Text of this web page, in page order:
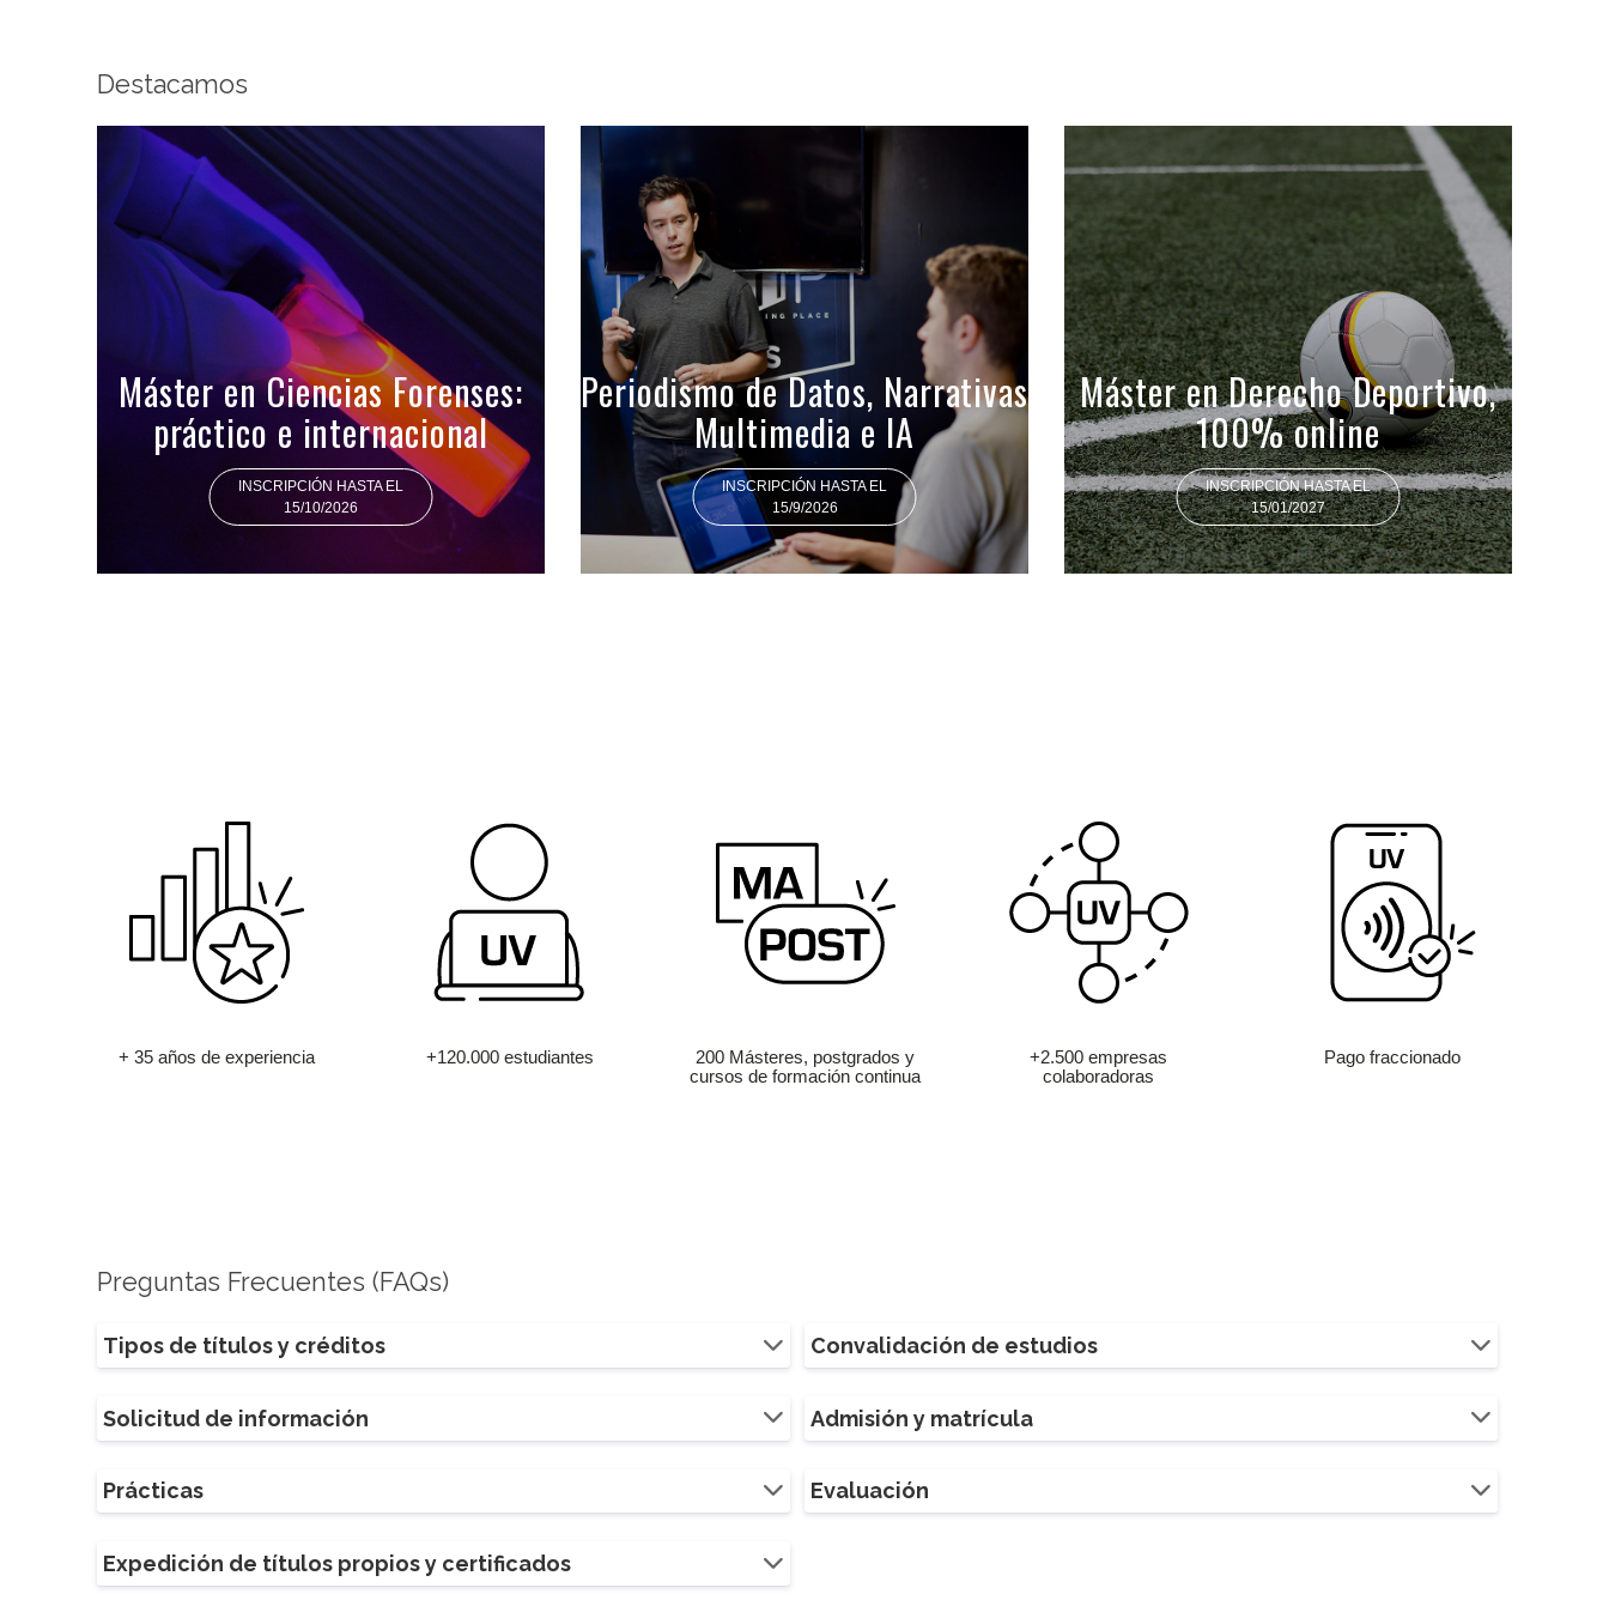
Destacamos
Máster en Ciencias Forenses:
práctico e internacional
INSCRIPCIÓN HASTA EL
15/10/2026
Periodismo de Datos, Narrativas
Multimedia e IA
INSCRIPCIÓN HASTA EL
15/9/2026
Máster en Derecho Deportivo,
100% online
INSCRIPCIÓN HASTA EL
15/01/2027
+ 35 años de experiencia +120.000 estudiantes
200 Másteres, postgrados y
cursos de formación continua
+2.500 empresas
colaboradoras
Pago fraccionado
Preguntas Frecuentes (FAQs)
Tipos de títulos y créditos Convalidación de estudios
Solicitud de información Admisión y matrícula
Prácticas Evaluación
Expedición de títulos propios y certificados